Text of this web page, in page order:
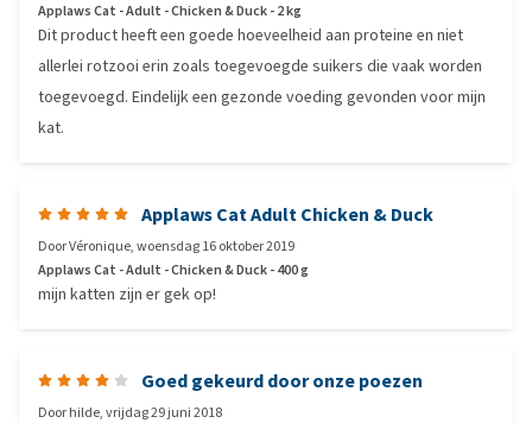
Applaws Cat - Adult - Chicken & Duck - 2 kg
Dit product heeft een goede hoeveelheid aan proteine en niet
allerlei rotzooi erin zoals toegevoegde suikers die vaak worden
toegevoegd. Eindelijk een gezonde voeding gevonden voor mijn
kat.
Applaws Cat Adult Chicken & Duck
DoorVéronique,woensdag 16 oktober 2019
Applaws Cat - Adult - Chicken & Duck - 400 g
mijn katten zijn er gek op!
Goed gekeurd door onze poezen
Doorhilde,vrijdag 29 juni 2018